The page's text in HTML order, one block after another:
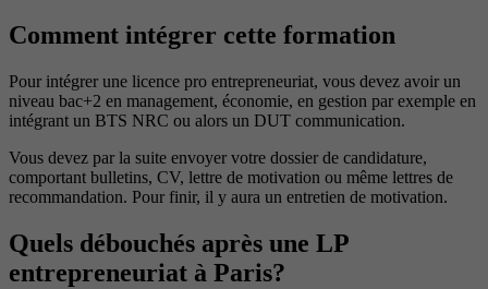
Comment intégrer cette formation
Pour intégrer une licence pro entrepreneuriat, vous devez avoir un
niveau bac+2 en management, économie, en gestion par exemple en
intégrant un BTS NRC ou alors un DUT communication.
Vous devez par la suite envoyer votre dossier de candidature,
comportant bulletins, CV, lettre de motivation ou même lettres de
recommandation. Pour finir, il y aura un entretien de motivation.
Quels débouchés après une LP
entrepreneuriat à Paris?